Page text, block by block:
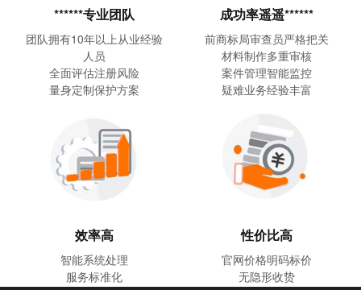
******专业团队
团队拥有10年以上从业经验
人员
全面评估注册风险
量身定制保护方案
成功率遥遥******
前商标局审查员严格把关
材料制作多重审核
案件管理智能监控
疑难业务经验丰富
效率高
智能系统处理
服务标准化
性价比高
官网价格明码标价
无隐形收贽